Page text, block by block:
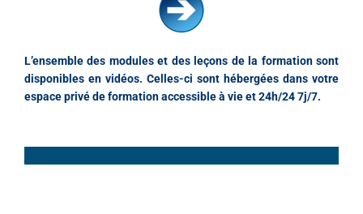
L’ensemble des modules et des leçons de la formation sont
disponibles en vidéos. Celles-ci sont hébergées dans votre
espace privé de formation accessible à vie et 24h/24 7j/7.